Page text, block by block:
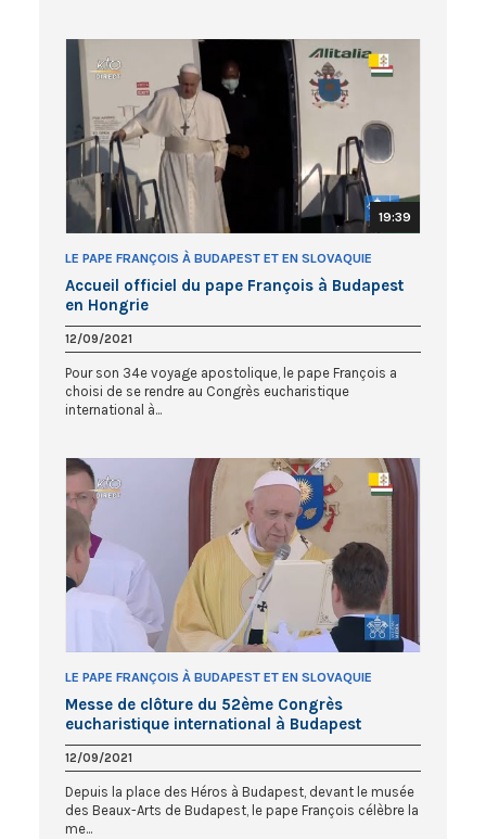
19:39
LE PAPE FRANÇOIS À BUDAPEST ET EN SLOVAQUIE
Accueil officiel du pape François à Budapest
en Hongrie
12/09/2021
Pour son 34e voyage apostolique, le pape François a
choisi de se rendre au Congrès eucharistique
international à...
LE PAPE FRANÇOIS À BUDAPEST ET EN SLOVAQUIE
Messe de clôture du 52ème Congrès
eucharistique international à Budapest
12/09/2021
Depuis la place des Héros à Budapest, devant le musée
des Beaux-Arts de Budapest, le pape François célèbre la
me...